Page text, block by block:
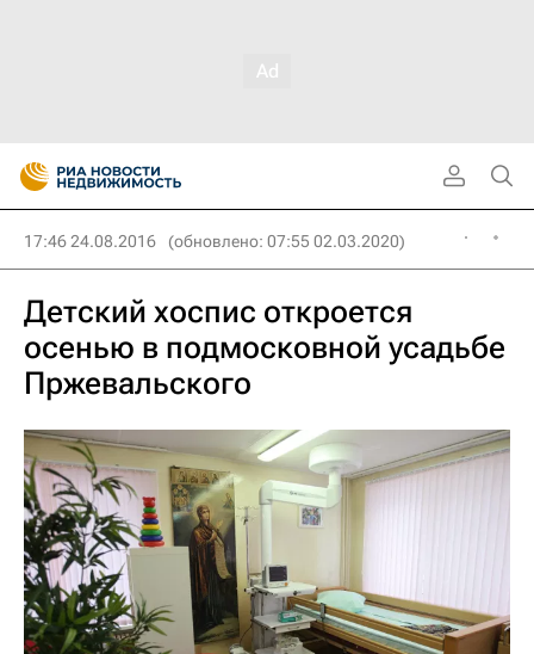
17:46 24.08.2016 (обновлено: 07:55 02.03.2020)
Детский хоспис откроется
осенью в подмосковной усадьбе
Пржевальского